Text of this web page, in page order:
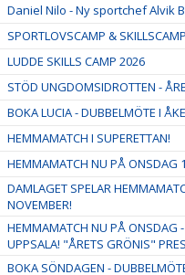
Daniel Nilo - Ny sportchef Alvik
SPORTLOVSCAMP &
LUDDE SKILLS CAMP 2026
STÖD UNGDOMSIDROTTEN -
BOKA LUCIA - DUBBELMÖTE I
HEMMAMATCH I SUPERETTAN!
HEMMAMATCH NU PÅ ONSDAG
DAMLAGET SPELAR
NOVEMBER!
HEMMAMATCH NU PÅ ONSDAG
UPPSALA! "ÅRETS GRÖNIS"
BOKA SÖNDAGEN -